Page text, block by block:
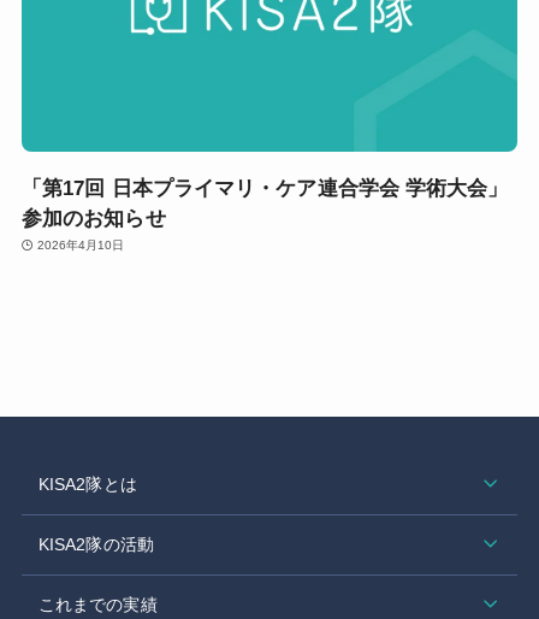
「第17回 日本プライマリ・ケア連合学会 学術大会」
参加のお知らせ
2026年4月10日
KISA2隊とは
KISA2隊の活動
これまでの実績